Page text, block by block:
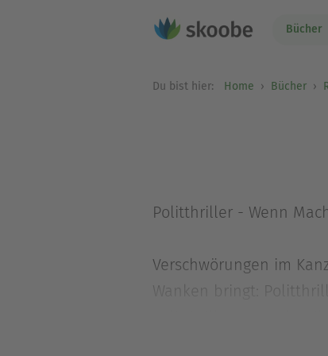
Bücher
Du bist hier: Home Bücher
Politthriller - Wenn
Verschwörungen im
Wanken bringt: